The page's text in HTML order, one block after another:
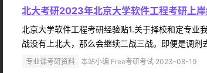
北大考研2023年北京大学软件工程考研上
北京大学软件工程考研经验贴1.关于择校和定专业
战没有上北大，那么会继续二战三战。即便是调
专业课考研资料 本站小编 Free考研考试 2023-08-19